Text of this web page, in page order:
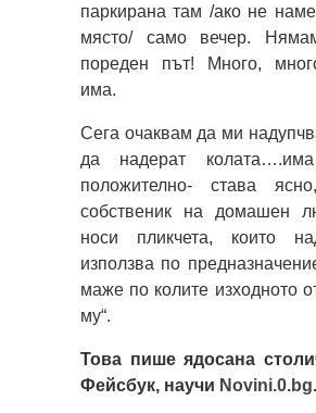
паркирана там /ако не
място/ само вечер.
пореден път! Много,
има.
Сега очаквам да ми
да надерат
положително- става
собственик на домашен
носи пликчета, които
използва по
маже по колите изходното
му“.
Това пише ядосана
Фейсбук, научи Novini.0.bg.